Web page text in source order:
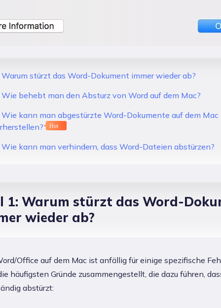
Warum stürzt das Word-Dokument immer wieder ab?
Wie behebt man den Absturz von Word auf dem Mac?
Wie kann man abgestürzte Word-Dokumente auf dem Mac
Hot
Wie kann man verhindern, dass Word-Dateien abstürzen?
1: Warum stürzt das Word-
wieder ab?
Office auf dem Mac ist anfällig für einige spezifische
häufigsten Gründe zusammengestellt, die dazu führen,
abstürzt: